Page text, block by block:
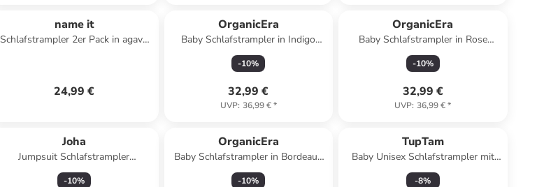
name it
Schlafstrampler 2er Pack in agave
24,99 €
OrganicEra
Baby Schlafstrampler in Indigo
Melange
-10%
32,99 €
UVP: 36,99 €*
OrganicEra
Baby Schlafstrampler in Rose
Melange
-10%
32,99 €
UVP: 36,99 €*
Joha
Jumpsuit Schlafstrampler
Merinowolle in dunkeltürkis
-10%
OrganicEra
Baby Schlafstrampler in Bordeaux
Melange
-10%
TupTam
Baby Unisex Schlafstrampler mit
Fuß 3er Pack in beige
-8%